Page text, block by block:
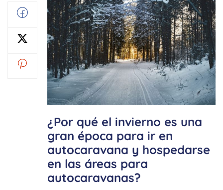
¿Por qué el invierno es una
gran época para ir en
autocaravana y hospedarse
en las áreas para
autocaravanas?